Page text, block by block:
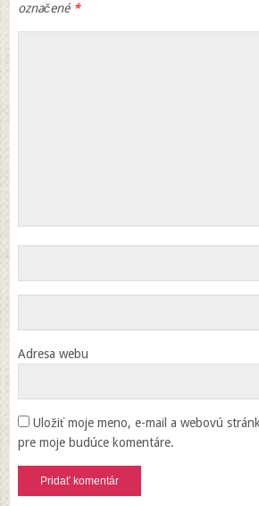
označené *
Adresa webu
Uložiť moje meno, e-mail a webovú
pre moje budúce komentáre.